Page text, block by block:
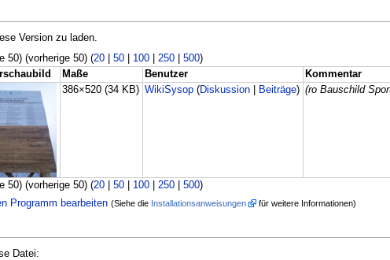
Version zu laden.
50) (vorherige 50) (20| 50| 100| 250| 500)
Maße Benutzer
Kommentar
386×520(34 KB) WikiSysop (Diskussion Beiträge) (ro Bauschild
50) (vorherige 50) (20| 50| 100| 250| 500)
Programm bearbeiten (Siehe die Installationsanweisungen für weitere Informationen)
Datei: